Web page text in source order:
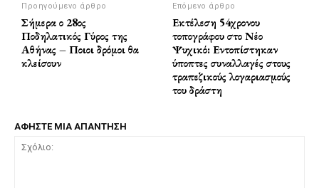
Προηγούμενο άρθρο
Σήμερα ο 28ος
Ποδηλατικός Γύρος της
Αθήνας – Ποιοι δρόμοι θα
κλείσουν
Επόμενο άρθρο
Εκτέλεση 54χρονου
τοπογράφου στο Νέο
Ψυχικό: Εντοπίστηκαν
ύποπτες συναλλαγές στους
τραπεζικούς λογαριασμούς
του δράστη
ΑΦΗΣΤΕ ΜΙΑ ΑΠΑΝΤΗΣΗ